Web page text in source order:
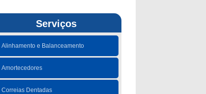
Serviços
Alinhamento e Balanceamento
Amortecedores
Correias Dentadas